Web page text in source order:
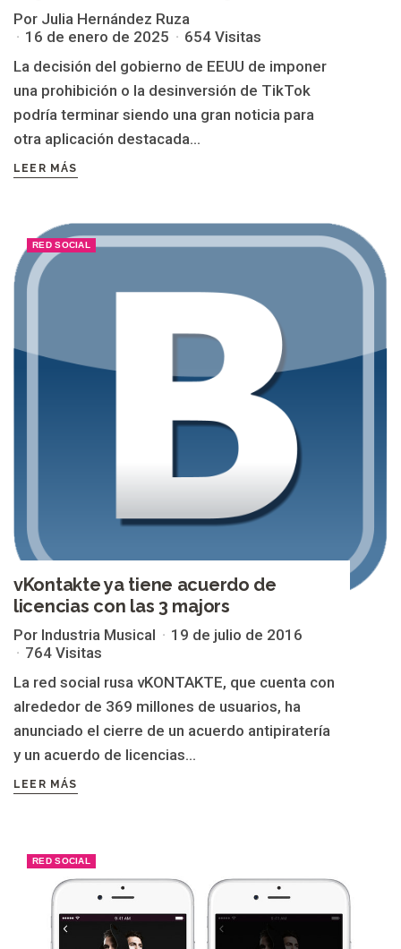
Por Julia Hernández Ruza
16 de enero de 2025
654 Visitas
La decisión del gobierno de EEUU de imponer
una prohibición o la desinversión de TikTok
podría terminar siendo una gran noticia para
otra aplicación destacada...
LEER MÁS
RED SOCIAL
vKontakte ya tiene acuerdo de
licencias con las 3 majors
Por Industria Musical
19 de julio de 2016
764 Visitas
La red social rusa vKONTAKTE, que cuenta con
alrededor de 369 millones de usuarios, ha
anunciado el cierre de un acuerdo antipiratería
y un acuerdo de licencias...
LEER MÁS
RED SOCIAL